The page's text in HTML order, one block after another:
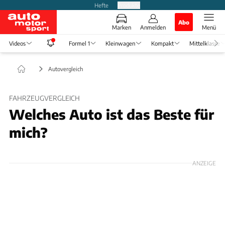
Hefte
Marken Anmelden
Abo
Menü
Videos Formel 1 Kleinwagen Kompakt Mittelklasse
Autovergleich
FAHRZEUGVERGLEICH
Welches Auto ist das Beste für
mich?
ANZEIGE